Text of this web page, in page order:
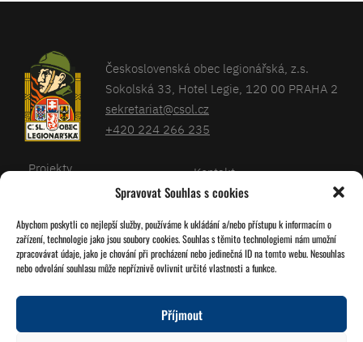
Spravovat Souhlas s cookies
Abychom poskytli co nejlepší služby, používáme k ukládání a/nebo přístupu k informacím o
zařízení, technologie jako jsou soubory cookies. Souhlas s těmito technologiemi nám umožní
zpracovávat údaje, jako je chování při procházení nebo jedinečná ID na tomto webu. Nesouhlas
nebo odvolání souhlasu může nepříznivě ovlivnit určité vlastnosti a funkce.
Příjmout
Československá obec legionářská, z.s.
Sokolská 33, Hotel Legie, 120 00 PRAHA 2
sekretariat@csol.cz
+420 224 266 235
Sledujte nás!
Projekty
Kalendář
O nás
Kontakt
Databáze legionářů
Pro členy
Zásady cookies